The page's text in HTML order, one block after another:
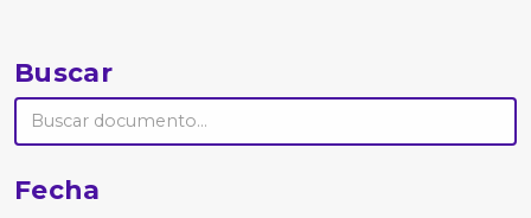
Buscar
Fecha